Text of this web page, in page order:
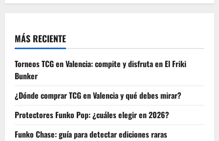
fans
MÁS RECIENTE
Torneos TCG en Valencia: compite y disfruta en El Friki
Bunker
¿Dónde comprar TCG en Valencia y qué debes mirar?
Protectores Funko Pop: ¿cuáles elegir en 2026?
Funko Chase: guía para detectar ediciones raras